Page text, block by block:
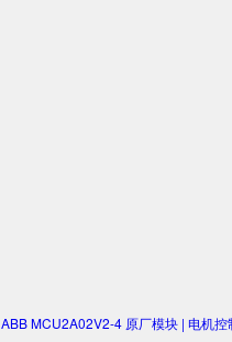
ABB MCU2A02V2-4 原厂模块 | 电机控